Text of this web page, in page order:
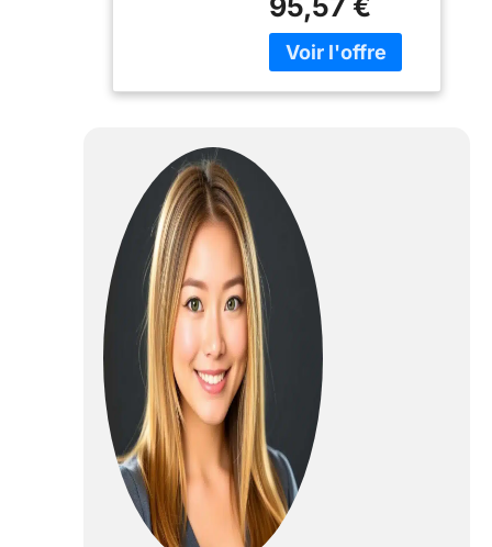
qui se soulève afin
de permettre un
accès facile à la
est dotée d'ailes
mobiles pour
l'atterrissage/le vol,
d'une cabine
pouvant contenir 2
figurines LEGO Star
Wars et d'un
compartiment de
stockage d'armes
Âge recommandé
par le fabricant: 8+
Nombre de pièces:
478